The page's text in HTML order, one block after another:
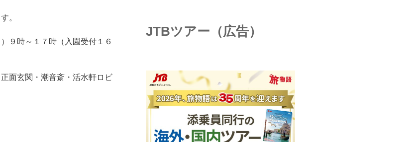
。
９時～１７時（入園受付１６
面玄関・潮音斎・活水軒ロビ
JTBツアー（広告）